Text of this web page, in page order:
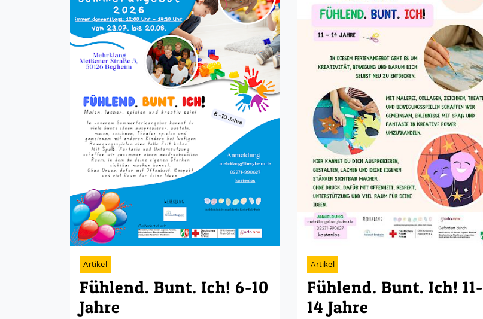
Artikel
Fühlend. Bunt. Ich! 6-10
Jahre
Artikel
Fühlend. Bunt. Ich! 11-
14 Jahre